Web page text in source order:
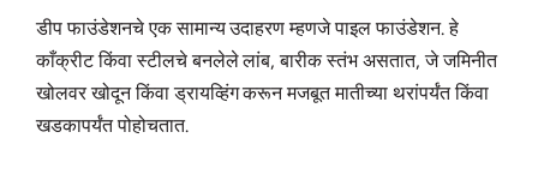
डीप फाउंडेशनचे एक सामान्य उदाहरण म्हणजे पाइल फाउंडेशन. हे
काँक्रीट किंवा स्टीलचे बनलेले लांब, बारीक स्तंभ असतात, जे जमिनीत
खोलवर खोदून किंवा ड्रायव्हिंग करून मजबूत मातीच्या थरांपर्यंत किंवा
खडकापर्यंत पोहोचतात.